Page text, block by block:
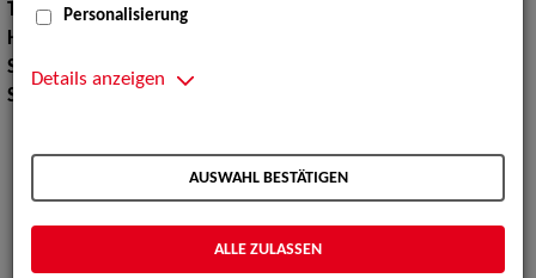
Taille:
88
Hüfte:
Schuhgröße:
43
Specials:
Personalisierung
Details anzeigen
AUSWAHL BESTÄTIGEN
ALLE ZULASSEN